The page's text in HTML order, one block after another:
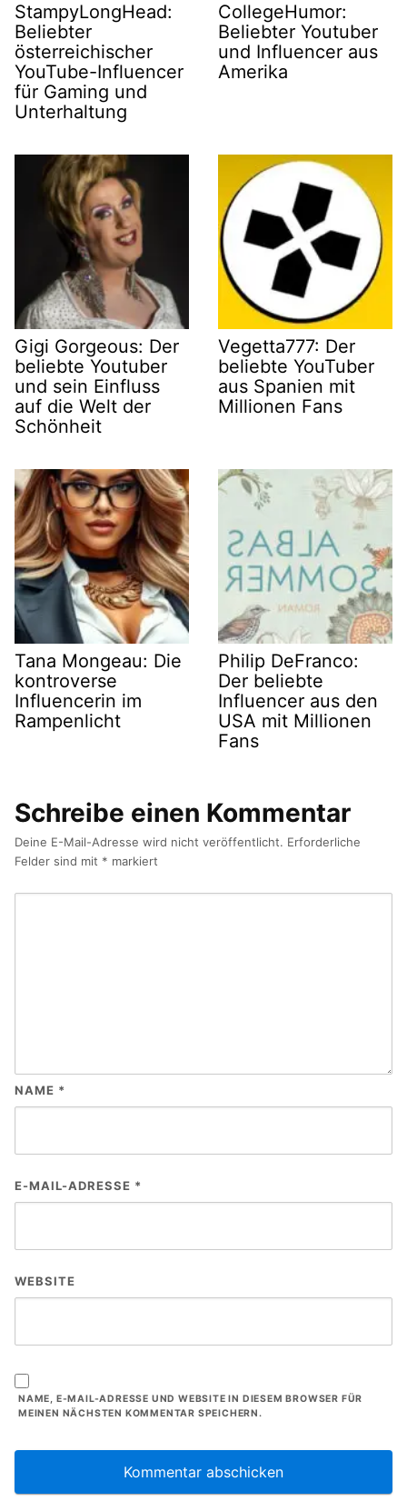
StampyLongHead:
Beliebter
österreichischer
YouTube-Influencer
für Gaming und
Unterhaltung
CollegeHumor:
Beliebter Youtuber
und Influencer aus
Amerika
Gigi Gorgeous: Der
beliebte Youtuber
und sein Einfluss
auf die Welt der
Schönheit
Vegetta777: Der
beliebte YouTuber
aus Spanien mit
Millionen Fans
Tana Mongeau: Die
kontroverse
Influencerin im
Rampenlicht
Philip DeFranco:
Der beliebte
Influencer aus den
USA mit Millionen
Fans
Schreibe einen Kommentar
Deine E-Mail-Adresse wird nicht veröffentlicht. Erforderliche
Felder sind mit * markiert
NAME *
E-MAIL-ADRESSE *
WEBSITE
NAME, E-MAIL-ADRESSE UND WEBSITE IN DIESEM BROWSER FÜR
MEINEN NÄCHSTEN KOMMENTAR SPEICHERN.